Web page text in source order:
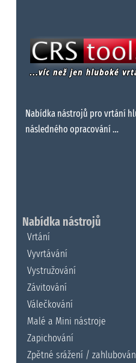
Nabídka nástrojů pro vrtání
následného opracování …
Nabídka nástrojů
Vrtání
Vyvrtávání
Vystružování
Závitování
Válečkování
Malé a Mini nástroje
Zapichování
Zpětné srážení /